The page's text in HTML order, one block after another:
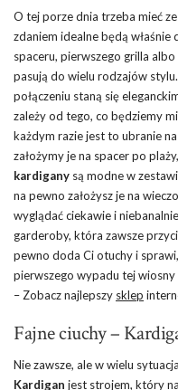
O tej porze dnia trzeba mieć
zdaniem idealne będą właśnie
spaceru, pierwszego grilla
pasują do wielu rodzajów
połączeniu staną się
zależy od tego, co będziemy
każdym razie jest to ubranie
założymy je na spacer po
kardigany są modne w
na pewno założysz je na
wyglądać ciekawie i
garderoby, która zawsze
pewno doda Ci otuchy i
pierwszego wypadu tej
– Zobacz najlepszy sklep
Fajne ciuchy –
Nie zawsze, ale w wielu
Kardigan jest strojem, który